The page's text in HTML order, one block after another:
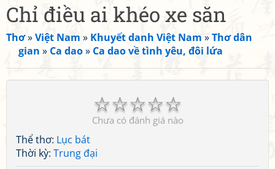
Chỉ điều ai khéo xe săn
Thơ»Việt Nam » Khuyết danh Việt Nam »Thơ dân
gian » Ca dao» Ca dao về tình yêu, đôi lứa
☆
☆
☆
☆
☆
Chưa có đánh giá nào
Thể thơ: Lục bát
Thời kỳ: Trung đại